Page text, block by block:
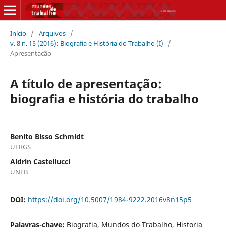
Início / Arquivos /
v. 8 n. 15 (2016): Biografia e História do Trabalho (I)
/
Apresentação
A título de apresentação:
biografia e história do trabalho
Benito Bisso Schmidt
UFRGS
Aldrin Castellucci
UNEB
DOI: https://doi.org/10.5007/1984-9222.2016v8n15p5
Palavras-chave: Biografia, Mundos do Trabalho, Historia